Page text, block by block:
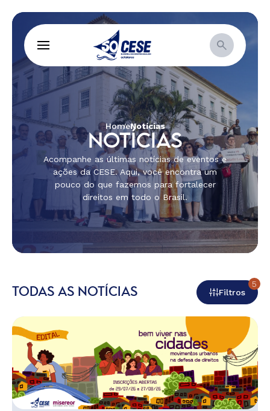
HomeNotícias
NOTÍCIAS
Acompanhe as últimas notícias de eventos e
ações da CESE. Aqui, você encontra um
pouco do que fazemos para fortalecer
direitos em todo o Brasil.
TODAS AS NOTÍCIAS Filtros
5